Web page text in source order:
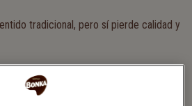
tradicional, pero sí pierde calidad y